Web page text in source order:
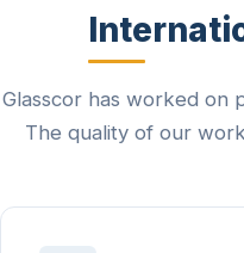
Glasscor has worked on
The quality of our